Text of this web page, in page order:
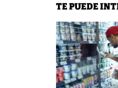
TE PUEDE